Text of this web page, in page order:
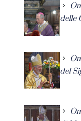
delle
del